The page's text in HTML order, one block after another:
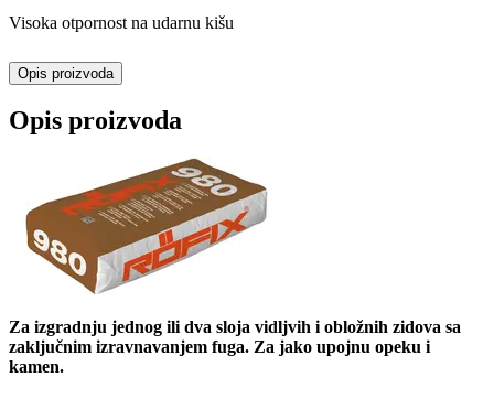
Visoka otpornost na udarnu kišu
Opis proizvoda
Opis proizvoda
Za izgradnju jednog ili dva sloja vidljvih i obložnih zidova sa
zaključnim izravnavanjem fuga. Za jako upojnu opeku i
kamen.